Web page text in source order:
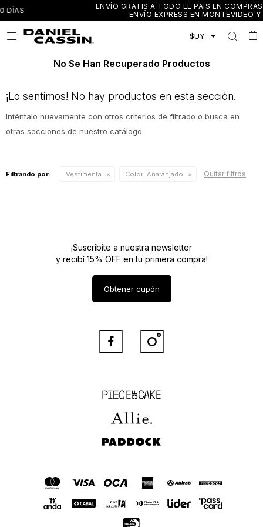
ENVÍO GRATIS A TODO EL PAÍS EN COMPRAS MAYORES A
ENVÍO EXPRESS EN MONTEVIDEO Y CANELONES

No Se Han Recuperado Productos
¡Lo sentimos! No hay productos en esta sección.
Inténtalo nuevamente con otros criterios de filtrado o busca en
otras secciones de nuestro catálogo.
Filtrando por: Vestimenta Color: Anaranjado Quitar filtros
Piece of Cake
Allie
Paddock
¡Suscribite a nuestra newsletter
y recibí 15% OFF en tu primera compra!
Obtener cupón
 